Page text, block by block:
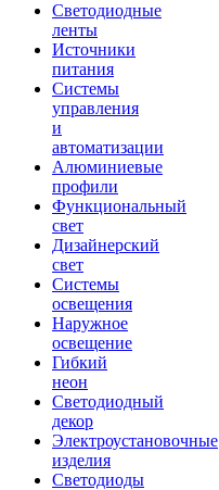
Светодиодные
ленты
Источники
питания
Системы
управления
и
автоматизации
Алюминиевые
профили
Функциональный
свет
Дизайнерский
свет
Системы
освещения
Наружное
освещение
Гибкий
неон
Светодиодный
декор
Электроустановочные
изделия
Светодиоды